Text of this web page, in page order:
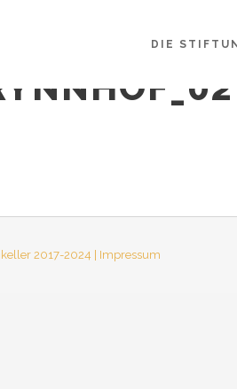
DIE
2017-2024 | Impressum